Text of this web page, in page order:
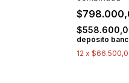
depósito
12 x